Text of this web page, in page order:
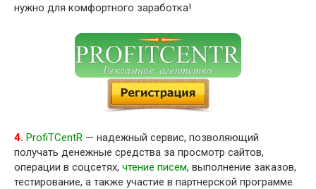
нужно для комфортного заработка!
4. ProfiTCentR — надежный сервис, позволяющий
получать денежные средства за просмотр сайтов,
операции в соцсетях, чтение писем, выполнение заказов,
тестирование, а также участие в партнерской программе.